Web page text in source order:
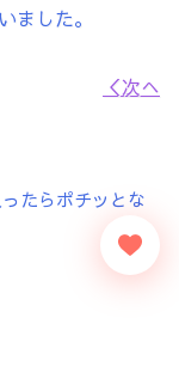
ました。
＜次へ